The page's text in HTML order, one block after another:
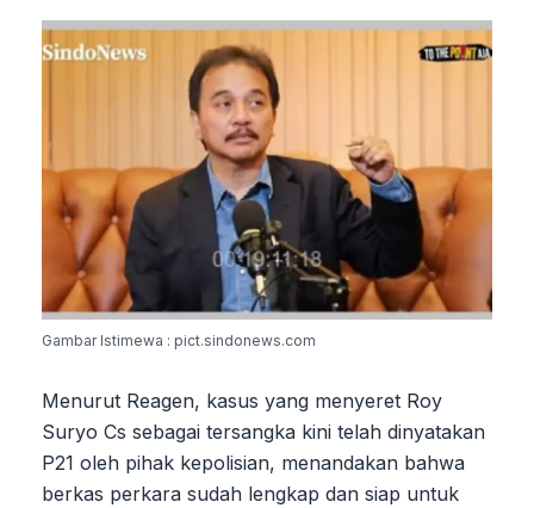
Gambar Istimewa : pict.sindonews.com
Menurut Reagen, kasus yang menyeret Roy
Suryo Cs sebagai tersangka kini telah dinyatakan
P21 oleh pihak kepolisian, menandakan bahwa
berkas perkara sudah lengkap dan siap untuk